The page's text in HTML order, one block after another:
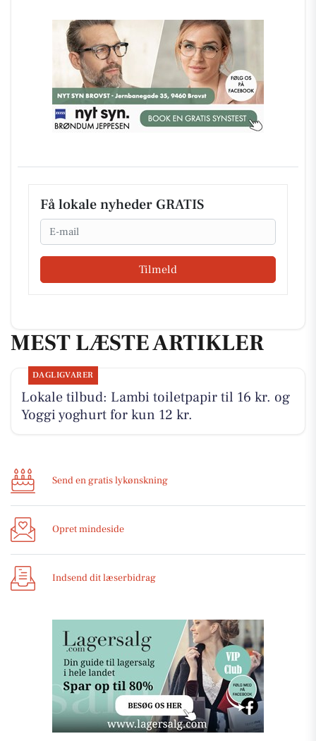
Få lokale nyheder GRATIS
Email
Tilmeld
MEST LÆSTE ARTIKLER
DAGLIGVARER
Lokale tilbud: Lambi toiletpapir til 16 kr. og
Yoggi yoghurt for kun 12 kr.
Send en gratis lykønskning
Opret mindeside
Indsend dit læserbidrag